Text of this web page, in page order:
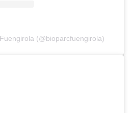
(@bioparcfuengirola)